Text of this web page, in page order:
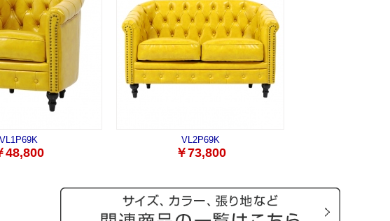
VL1P69K
48,800
VL2P69K
￥73,800